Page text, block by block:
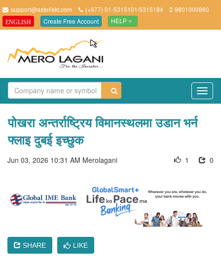
support@asteriskt.com (+977) 01-5315101/5315184 9801000860
ENGLISH Create Free Account HELP
पोखरा अन्तर्राष्ट्रिय विमानस्थलमा उडान भर्न
फ्लाइ दुबई इच्छुक
Jun 03, 2026 10:31 AM Merolagani 0
1
SHARE LIKE